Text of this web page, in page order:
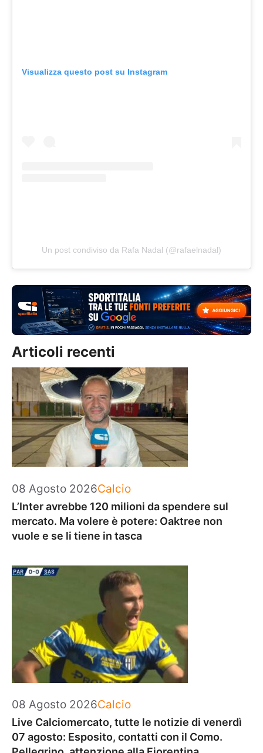
Visualizza questo post su Instagram
Un post condiviso da Rafa Nadal (@rafaelnadal)
Articoli recenti
08 Agosto 2026Categorie
Calcio
L’Inter avrebbe 120 milioni da spendere sul
mercato. Ma volere è potere: Oaktree non
vuole e se li tiene in tasca
08 Agosto 2026Categorie
Calcio
Live Calciomercato, tutte le notizie di venerdì
07 agosto: Esposito, contatti con il Como.